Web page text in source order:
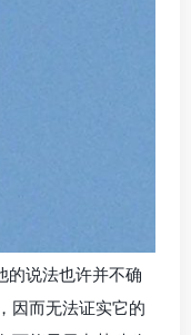
的说法也许并不确
因而无法证实它的